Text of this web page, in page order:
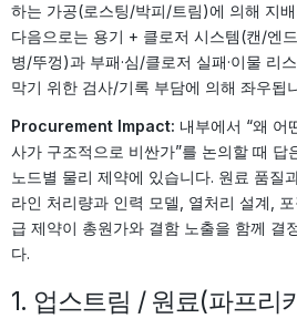
하는 가공(로스팅/박피/트림)에 의해 지배
다음으로는 용기 + 클로저 시스템(캔/엔
병/뚜껑)과 부패·심/클로저 실패·이물 리
막기 위한 검사/기록 부담에 의해 좌우됩
Procurement Impact: 내부에서 “왜 어
사가 구조적으로 비싼가”를 논의할 때 답
노드별 물리 제약에 있습니다. 원료 품질
라인 처리량과 인력 모델, 열처리 설계,
급 제약이 총원가와 결함 노출을 함께 결
다.
1. 업스트림 / 원료(파프리